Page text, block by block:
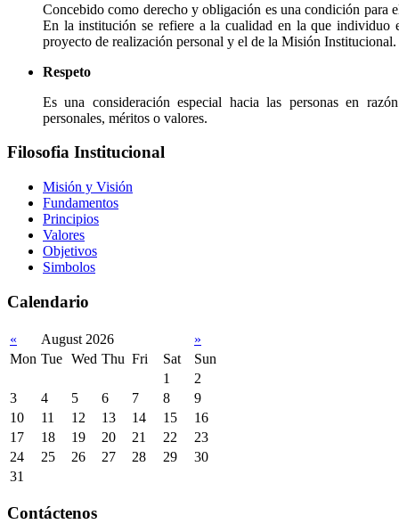
Concebido como derecho y obligación es una condición para
En la institución se refiere a la cualidad en la que individuo
proyecto de realización personal y el de la Misión Institucional.
Respeto
Es una consideración especial hacia las personas en
personales, méritos o valores.
Filosofia Institucional
Misión y Visión
Fundamentos
Principios
Valores
Objetivos
Simbolos
Calendario
« August 2026
»
Mon Tue Wed Thu Fri Sat
Sun
1
2
3
4 5 6 7 8
9
10
11 12 13 14 15
16
17
18 19 20 21 22
23
24
25 26 27 28 29
30
31
Contáctenos